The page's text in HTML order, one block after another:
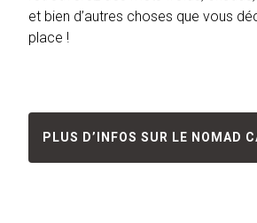
et bien d’autres choses que vous
place !
PLUS D’INFOS SUR LE NOMAD